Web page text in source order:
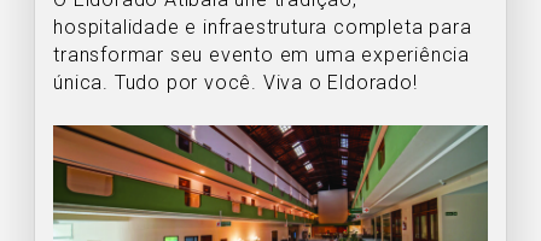
hospitalidade e infraestrutura completa para
transformar seu evento em uma experiência
única. Tudo por você. Viva o Eldorado!